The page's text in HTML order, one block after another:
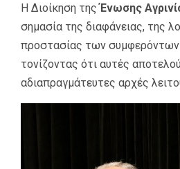
Η Διοίκηση τηςΈνωσης
σημασία της διαφάνειας, της
προστασίας των
τονίζοντας ότι αυτές
αδιαπραγμάτευτες αρχές